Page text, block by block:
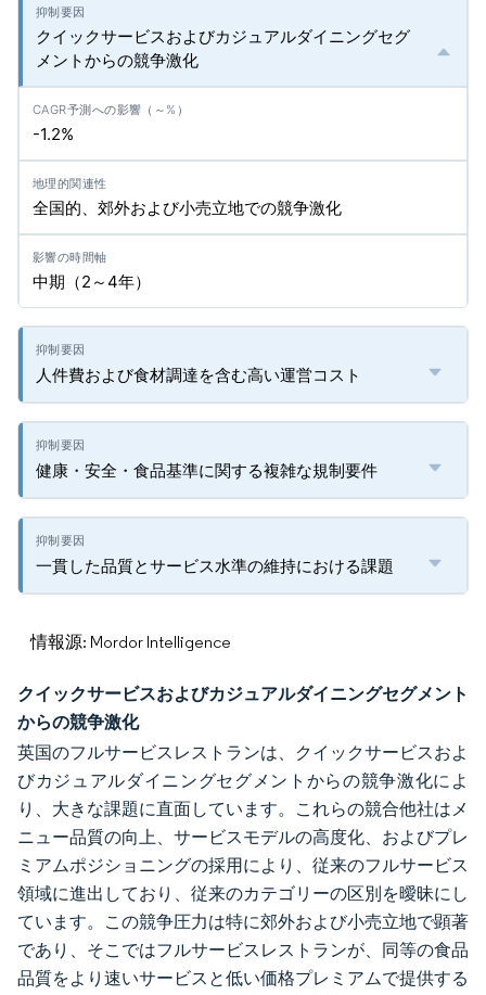
クイックサービスおよびカジュアルダイニングセグ
メントからの競争激化
-1.2%
全国的、郊外および小売立地での競争激化
中期（2～4年）
人件費および食材調達を含む高い運営コスト
健康・安全・食品基準に関する複雑な規制要件
一貫した品質とサービス水準の維持における課題
情報源: Mordor Intelligence
クイックサービスおよびカジュアルダイニングセグメント
からの競争激化
英国のフルサービスレストランは、クイックサービスおよ
びカジュアルダイニングセグメントからの競争激化によ
り、大きな課題に直面しています。これらの競合他社はメ
ニュー品質の向上、サービスモデルの高度化、およびプレ
ミアムポジショニングの採用により、従来のフルサービス
領域に進出しており、従来のカテゴリーの区別を曖昧にし
ています。この競争圧力は特に郊外および小売立地で顕著
であり、そこではフルサービスレストランが、同等の食品
品質をより速いサービスと低い価格プレミアムで提供する